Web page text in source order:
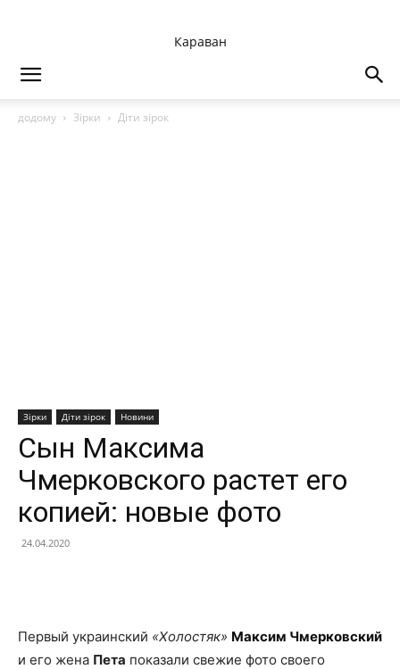
Караван
додому Зірки Діти зірок
Зірки Діти зірок Новини
Сын Максима
Чмерковского растет его
копией: новые фото
24.04.2020
Первый украинский «Холостяк» Максим Чмерковский
и его жена Пета показали свежие фото своего